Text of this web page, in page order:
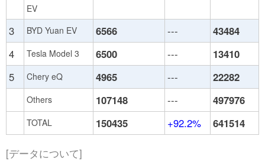
EV
3 BYD Yuan EV 6566 ---
43484
4
Tesla Model 3 6500 ---
13410
5
Chery eQ 4965 --- 22282
Others 107148 --- 497976
TOTAL 150435 +92.2% 641514
[データについて]